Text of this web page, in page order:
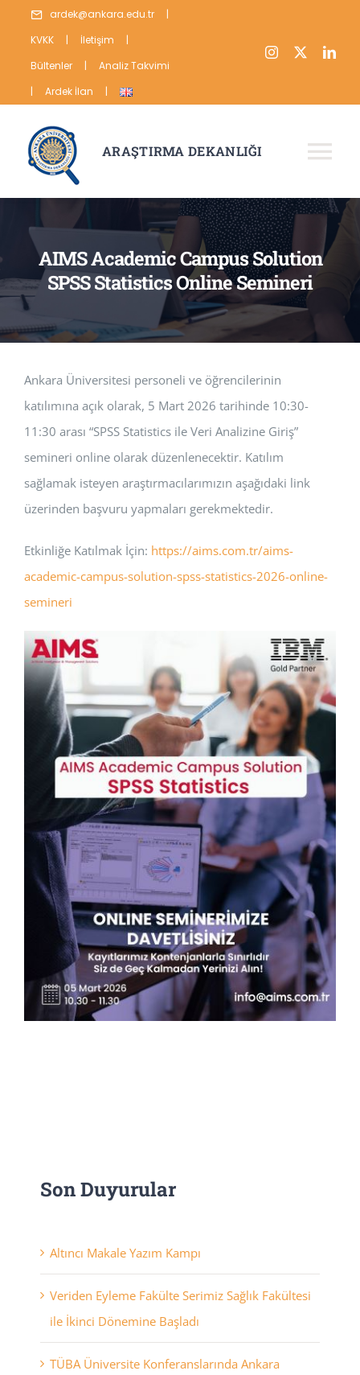
content
ardek@ankara.edu.tr
|
KVKK
| İletişim
|
Bültenler
|
Analiz Takvimi
|
Ardek İlan |
ARAŞTIRMA DEKANLIĞI
HAKKIMIZDA
ARAŞTIRMA
YAYIN
HİZMETLER
AIMS Academic Campus Solution
SPSS Statistics Online Semineri
Ankara Üniversitesi personeli ve öğrencilerinin
katılımına açık olarak, 5 Mart 2026 tarihinde 10:30-
11:30 arası “SPSS Statistics ile Veri Analizine Giriş”
semineri online olarak düzenlenecektir. Katılım
sağlamak isteyen araştırmacılarımızın aşağıdaki link
üzerinden başvuru yapmaları gerekmektedir.
Etkinliğe Katılmak İçin: https://aims.com.tr/aims-
academic-campus-solution-spss-statistics-2026-online-
semineri
Son Duyurular
Altıncı Makale Yazım Kampı
Veriden Eyleme Fakülte Serimiz Sağlık Fakültesi
ile İkinci Dönemine Başladı
TÜBA Üniversite Konferanslarında Ankara